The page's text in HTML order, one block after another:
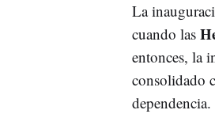
La
cuando las
entonces, la
consolidado
dependencia.